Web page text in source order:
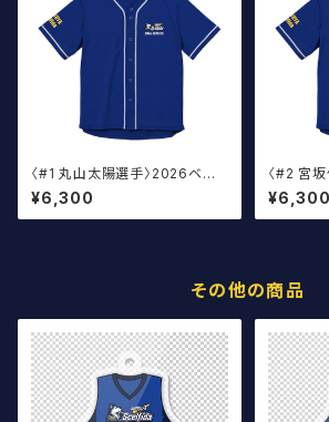
〈#1 丸山太陽選手〉2026ベー
スボール ウェア
¥6,300
〈#2 宮
ボールウ
¥6,300
その他の商品